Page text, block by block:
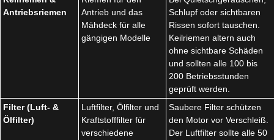
Antriebsriemen
Antrieb und das
Mähdeck für alle
gängigen Modelle
Schlupf oder sichtbaren
Rissen sofort tauschen.
Keilriemen altern auch
ohne sichtbare Schäden
und sollten alle 100 bis
200 Betriebsstunden
geprüft werden.
Filter (Luft- &
Ölfilter)
Luftfilter, Ölfilter und
Kraftstofffilter für
verschiedene
Saubere Filter schützen
den Motor vor Verschleiß.
Der Luftfilter sollte alle 50